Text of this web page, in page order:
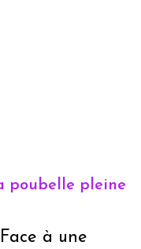
poubelle pleine
à une